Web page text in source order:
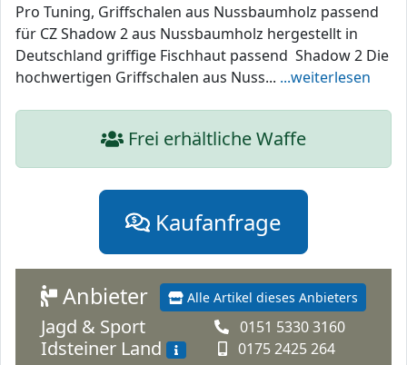
Pro Tuning, Griffschalen aus Nussbaumholz passend
für CZ Shadow 2 aus Nussbaumholz hergestellt in
Deutschland griffige Fischhaut passend Shadow 2 Die
hochwertigen Griffschalen aus Nuss... ...weiterlesen
Frei erhältliche Waffe
Kaufanfrage
Alle Artikel dieses Anbieters
Anbieter
Jagd & Sport
Idsteiner Land
0151 5330 3160
0175 2425 264